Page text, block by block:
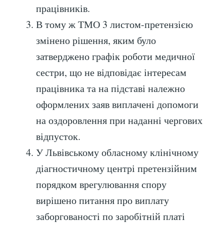
працівників.
В тому ж ТМО 3 листом-претензією
змінено рішення, яким було
затверджено графік роботи медичної
сестри, що не відповідає інтересам
працівника та на підставі належно
оформлених заяв виплачені допомоги
на оздоровлення при наданні чергових
відпусток.
У Львівському обласному клінічному
діагностичному центрі претензійним
порядком врегулювання спору
вирішено питання про виплату
заборгованості по заробітній платі